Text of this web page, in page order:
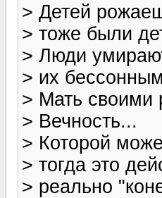
> Детей
> тоже были
> Люди
> их
> Мать своими
> Вечность...
> Которой
> тогда это
> реально